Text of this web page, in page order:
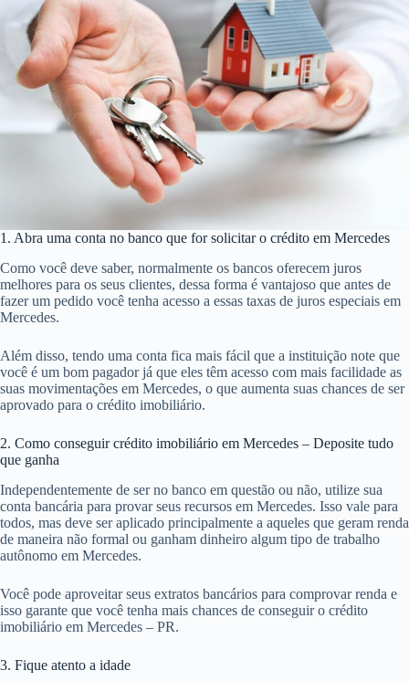
1. Abra uma conta no banco que for solicitar o crédito em Mercedes
Como você deve saber, normalmente os bancos oferecem juros
melhores para os seus clientes, dessa forma é vantajoso que antes de
fazer um pedido você tenha acesso a essas taxas de juros especiais em
Mercedes.
Além disso, tendo uma conta fica mais fácil que a instituição note que
você é um bom pagador já que eles têm acesso com mais facilidade as
suas movimentações em Mercedes, o que aumenta suas chances de ser
aprovado para o crédito imobiliário.
2. Como conseguir crédito imobiliário em Mercedes – Deposite tudo
que ganha
Independentemente de ser no banco em questão ou não, utilize sua
conta bancária para provar seus recursos em Mercedes. Isso vale para
todos, mas deve ser aplicado principalmente a aqueles que geram renda
de maneira não formal ou ganham dinheiro algum tipo de trabalho
autônomo em Mercedes.
Você pode aproveitar seus extratos bancários para comprovar renda e
isso garante que você tenha mais chances de conseguir o crédito
imobiliário em Mercedes – PR.
3. Fique atento a idade